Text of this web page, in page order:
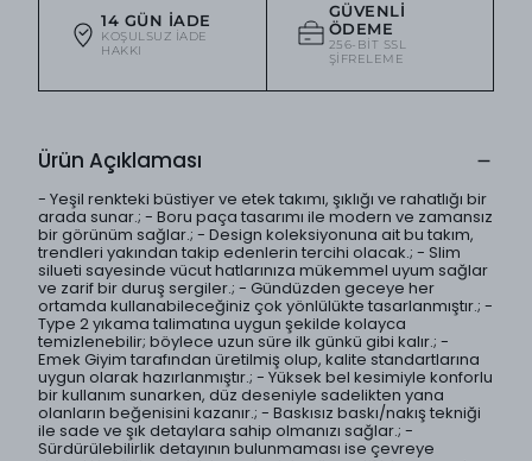
14 GÜN İADE
KOŞULSUZ IADE
HAKKI
GÜVENLI
ÖDEME
256-BIT SSL
ŞIFRELEME
Ürün Açıklaması
- Yeşil renkteki büstiyer ve etek takımı, şıklığı ve rahatlığı bir
arada sunar.; - Boru paça tasarımı ile modern ve zamansız
bir görünüm sağlar.; - Design koleksiyonuna ait bu takım,
trendleri yakından takip edenlerin tercihi olacak.; - Slim
silueti sayesinde vücut hatlarınıza mükemmel uyum sağlar
ve zarif bir duruş sergiler.; - Gündüzden geceye her
ortamda kullanabileceğiniz çok yönlülükte tasarlanmıştır.; -
Type 2 yıkama talimatına uygun şekilde kolayca
temizlenebilir; böylece uzun süre ilk günkü gibi kalır.; -
Emek Giyim tarafından üretilmiş olup, kalite standartlarına
uygun olarak hazırlanmıştır.; - Yüksek bel kesimiyle konforlu
bir kullanım sunarken, düz deseniyle sadelikten yana
olanların beğenisini kazanır.; - Baskısız baskı/nakış tekniği
ile sade ve şık detaylara sahip olmanızı sağlar.; -
Sürdürülebilirlik detayının bulunmaması ise çevreye